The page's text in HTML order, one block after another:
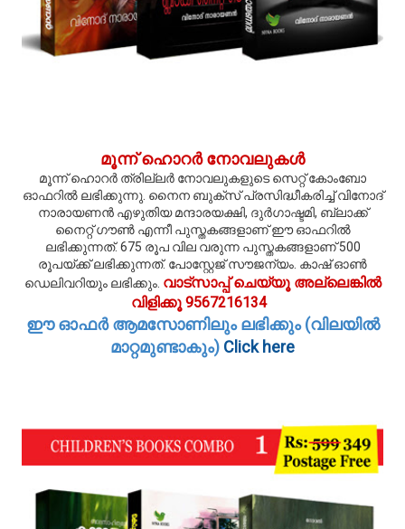
മൂന്ന് ഹൊറര്‍ നോവലുകള്‍
മൂന്ന് ഹൊറര്‍ ത്രില്ലര്‍ നോവലുകളുടെ സെറ്റ് കോംബോ
ഓഫറില്‍ ലഭിക്കുന്നു. നൈന ബുക്സ് പ്രസിദ്ധീകരിച്ച് വിനോദ്
നാരായണന്‍ എഴുതിയ മന്ദാരയക്ഷി, ദുര്‍ഗാഷ്ടമി, ബ്ലാക്ക്
നൈറ്റ് ഗൗണ്‍ എന്നീ പുസ്തകങ്ങളാണ് ഈ ഓഫറില്‍
ലഭിക്കുന്നത്. 675 രൂപ വില വരുന്ന പുസ്തകങ്ങളാണ് 500
രൂപയ്ക്ക് ലഭിക്കുന്നത്. പോസ്റ്റേജ് സൗജന്യം. കാഷ് ഓണ്‍
ഡെലിവറിയും ലഭിക്കും. വാട്സാപ്പ് ചെയ്യൂ അല്ലെങ്കില്‍
വിളിക്കൂ 9567216134
ഈ ഓഫര്‍ ആമസോണിലും ലഭിക്കും (വിലയില്‍
മാറ്റമുണ്ടാകും) Click here